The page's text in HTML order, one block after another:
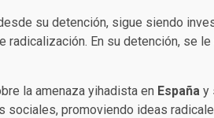
su detención, sigue siendo
radicalización. En su detención, se
la amenaza yihadista en España y
sociales, promoviendo ideas